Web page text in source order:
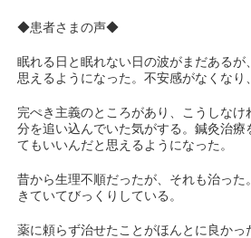
◆患者さまの声◆
眠れる日と眠れない日の波がまだあるが
思えるようになった。不安感がなくなり
完ぺき主義のところがあり、こうしなけ
分を追い込んでいた気がする。鍼灸治
てもいいんだと思えるようになった。
昔から生理不順だったが、それも治った
きていてびっくりしている。
薬に頼らず治せたことがほんとに良か